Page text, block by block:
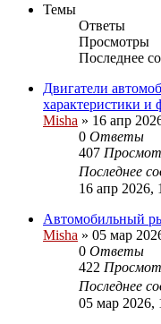
Темы
Ответы
Просмотры
Последнее
Двигатели
характеристики
Misha » 16 апр
0 Ответы
407
Последнее
16 апр 2026,
Автомобильный
Misha » 05 мар
0 Ответы
422
Последнее
05 мар 2026,